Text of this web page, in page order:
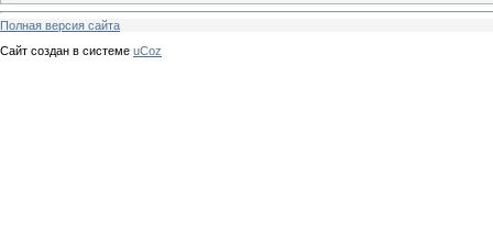
Полная версия сайта
Сайт создан в системе uCoz